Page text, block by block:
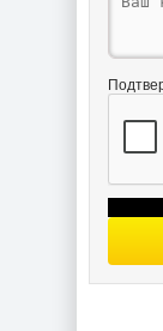
/
war
для